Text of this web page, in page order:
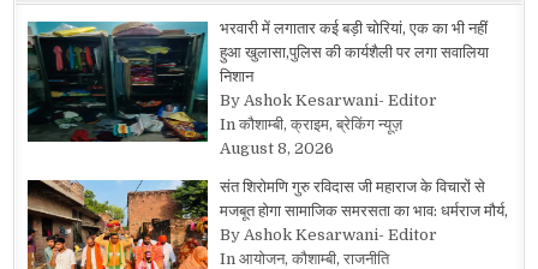
भरवारी में लगातार कई बड़ी चोरियां, एक का भी नहीं
हुआ खुलासा,पुलिस की कार्यशैली पर लगा सवालिया
निशान
By Ashok Kesarwani- Editor
In कौशाम्बी, क्राइम, ब्रेकिंग न्यूज़
August 8, 2026
संत शिरोमणि गुरु रविदास जी महाराज के विचारों से
मजबूत होगा सामाजिक समरसता का भाव: धर्मराज मौर्य,
By Ashok Kesarwani- Editor
In आयोजन, कौशाम्बी, राजनीति